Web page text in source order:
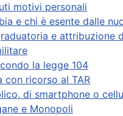
motivi personali
e chi è esente dalle
e attribuzione
la legge 104
con ricorso al TAR
di smartphone o
e Monopoli